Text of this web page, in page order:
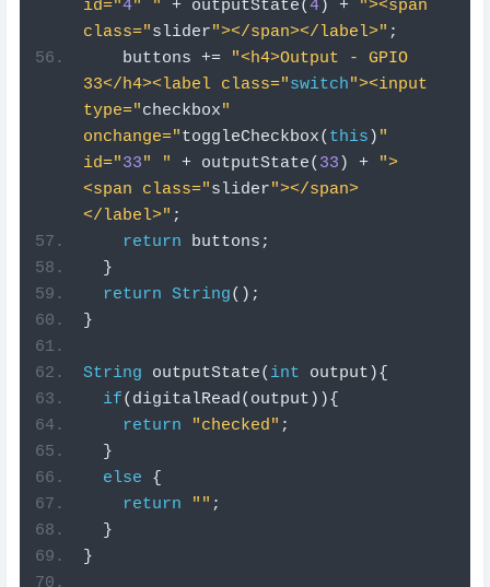
33</h4><label class="switch
"><input
type="checkbox "
onchange="toggleCheckbox(this )"
id=" 33" " + outputState(33) + ">
<span class="slider
</label>";
return
buttons;
}
return
String
String outputState
}
else {
return
"";
}
void